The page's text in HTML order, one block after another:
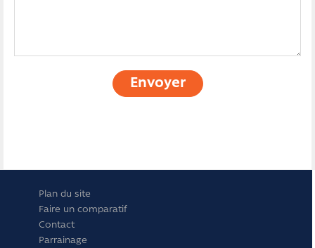
Envoyer
Plan du site
Faire un comparatif
Contact
Parrainage